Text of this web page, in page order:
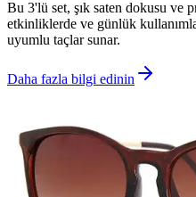
Bu 3'lü set, şık saten dokusu ve
etkinliklerde ve günlük
uyumlu taçlar sunar.
Daha fazla bilgi edinin